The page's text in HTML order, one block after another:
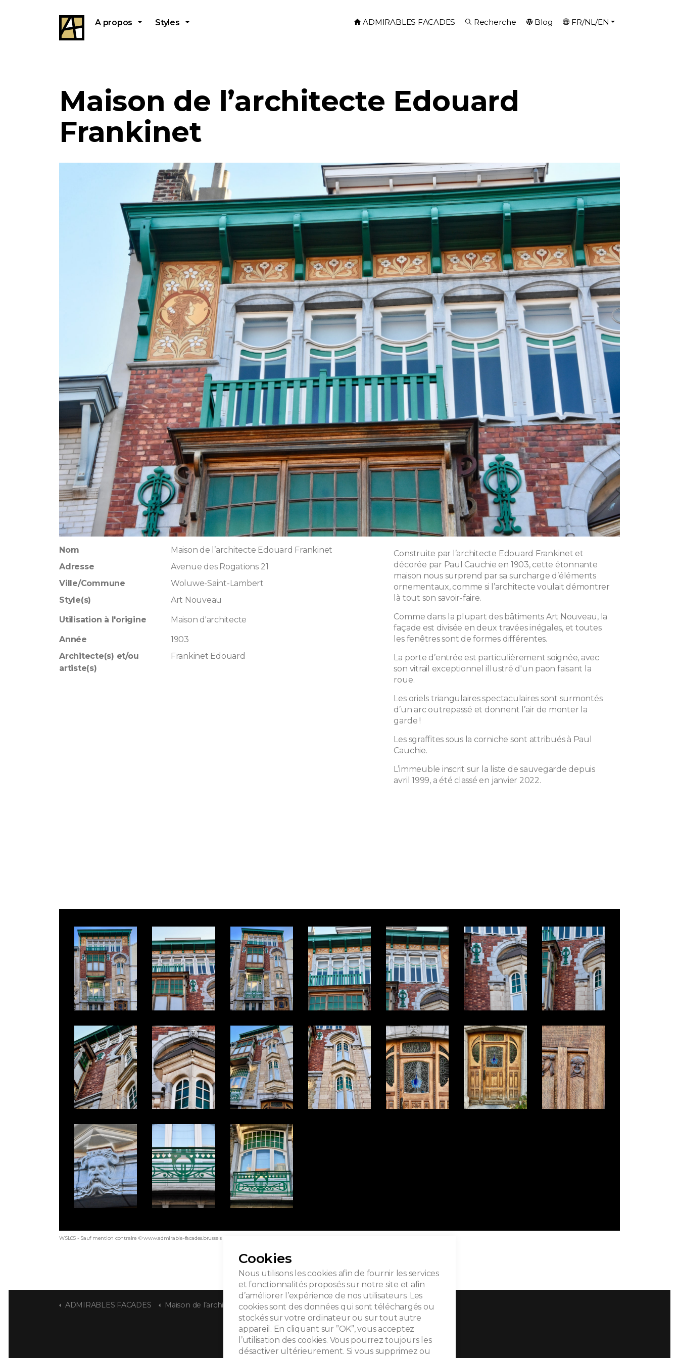
A propos Styles ADMIRABLES FACADES Recherche Blog FR/NL/EN
Maison de l’architecte Edouard
Frankinet
Nom
Maison de l’architecte Edouard Frankinet
Adresse
Avenue des Rogations 21
Ville/Commune
Woluwe-Saint-Lambert
Style(s)
Art Nouveau
Utilisation à l'origine Maison d'architecte
Année
1903
Architecte(s) et/ou
artiste(s)
Frankinet Edouard
Construite par l’architecte Edouard Frankinet et
décorée par Paul Cauchie en 1903, cette étonnante
maison nous surprend par sa surcharge d’éléments
ornementaux, comme si l’architecte voulait démontrer
là tout son savoir-faire.
Comme dans la plupart des bâtiments Art Nouveau, la
façade est divisée en deux travées inégales, et toutes
les fenêtres sont de formes différentes.
La porte d’entrée est particulièrement soignée, avec
son vitrail exceptionnel illustré d'un paon faisant la
roue.
Les oriels triangulaires spectaculaires sont surmontés
d’un arc outrepassé et donnent l’air de monter la
garde !
Les sgraffites sous la corniche sont attribués à Paul
Cauchie.
L’immeuble inscrit sur la liste de sauvegarde depuis
avril 1999, a été classé en janvier 2022.
WSL05 - Sauf mention contraire © www.admirable-facades.brussels pour toutes les photos
ADMIRABLES FACADES Maison de l’architecte Edouard Frankinet
Cookies
Nous utilisons les cookies afin de fournir les services
et fonctionnalités proposés sur notre site et afin
d’améliorer l’expérience de nos utilisateurs. Les
cookies sont des données qui sont téléchargés ou
stockés sur votre ordinateur ou sur tout autre
appareil. En cliquant sur ”OK”, vous acceptez
l’utilisation des cookies. Vous pourrez toujours les
désactiver ultérieurement. Si vous supprimez ou